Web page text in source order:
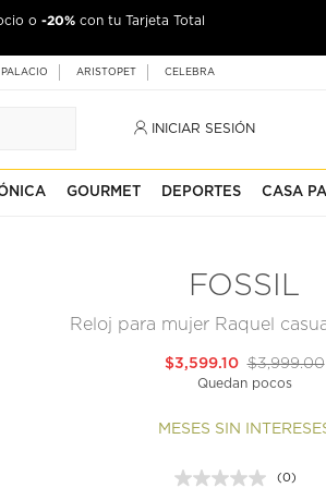
o -20% con tu Tarjeta Total
Palacio
ARISTOPET CELEBRA
INICIAR SESIÓN
GOURMET DEPORTES CASA
FOSSIL
Reloj para mujer Raquel
$3,999.00
$3,599.10
Quedan pocos
MESES SIN
(0)